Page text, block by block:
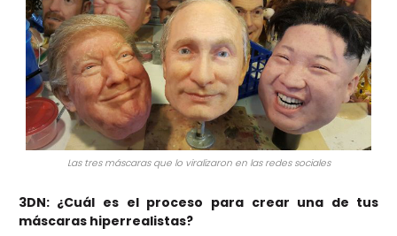
Las tres máscaras que lo viralizaron en las redes sociales
3DN: ¿Cuál es el proceso para crear una de tus
máscaras hiperrealistas?